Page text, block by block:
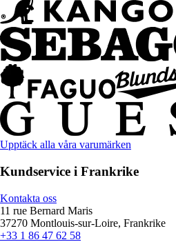
Upptäck alla våra varumärken
Kundservice i Frankrike
Kontakta oss
11 rue Bernard Maris
37270 Montlouis-sur-Loire, Frankrike
+33 1 86 47 62 58